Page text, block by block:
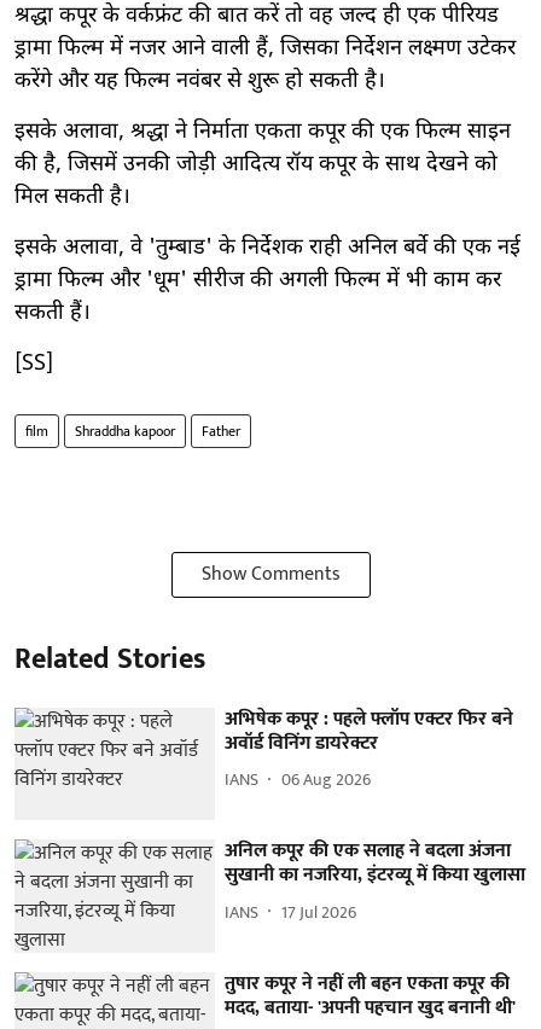
श्रद्धा कपूर के वर्कफ्रंट की बात करें तो वह जल्द ही एक पीरियड
ड्रामा फिल्म में नजर आने वाली हैं, जिसका निर्देशन लक्ष्मण उटेकर
करेंगे और यह फिल्म नवंबर से शुरू हो सकती है।
इसके अलावा, श्रद्धा ने निर्माता एकता कपूर की एक फिल्म साइन
की है, जिसमें उनकी जोड़ी आदित्य रॉय कपूर के साथ देखने को
मिल सकती है।
इसके अलावा, वे 'तुम्बाड' के निर्देशक राही अनिल बर्वे की एक नई
ड्रामा फिल्म और 'धूम' सीरीज की अगली फिल्म में भी काम कर
सकती हैं।
[SS]
film Shraddha kapoor Father
Show Comments
Related Stories
अभिषेक कपूर : पहले फ्लॉप एक्टर फिर बने
अवॉर्ड विनिंग डायरेक्टर
IANS 06 Aug 2026
अनिल कपूर की एक सलाह ने बदला अंजना
सुखानी का नजरिया, इंटरव्यू में किया खुलासा
IANS 17 Jul 2026
तुषार कपूर ने नहीं ली बहन एकता कपूर की
मदद, बताया- 'अपनी पहचान खुद बनानी थी'